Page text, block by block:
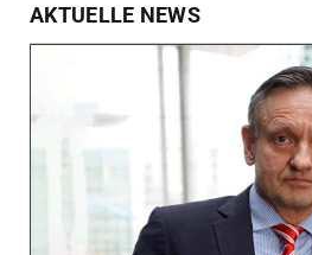
AKTUELLE NEWS